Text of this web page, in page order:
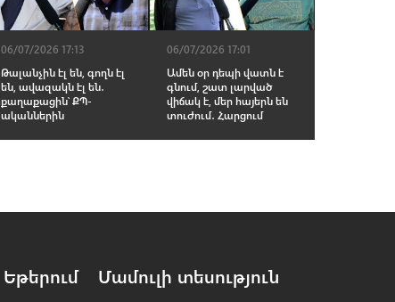
06/07/2026 17:13
Թալանչին էլ են, գողն էլ
են, ավազակն էլ են․
քաղաքացին՝ ՔՊ-
ականներին
06/07/2026 17:01
Ամեն օր դեպի վատն է
գնում, շատ լարված
վիճակ է, մեր հայերն են
տուժում․ Հարցում
Եթերում
Մամուլի տեսություն